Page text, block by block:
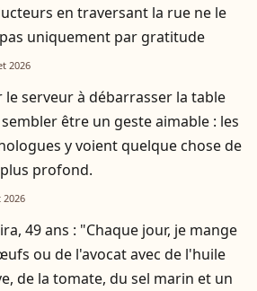
en traversant la rue ne le
uniquement par gratitude
2026
le serveur à débarrasser la table
être un geste aimable : les
y voient quelque chose de
profond.
49 ans : "Chaque jour, je mange
ou de l'avocat avec de l'huile
de la tomate, du sel marin et un